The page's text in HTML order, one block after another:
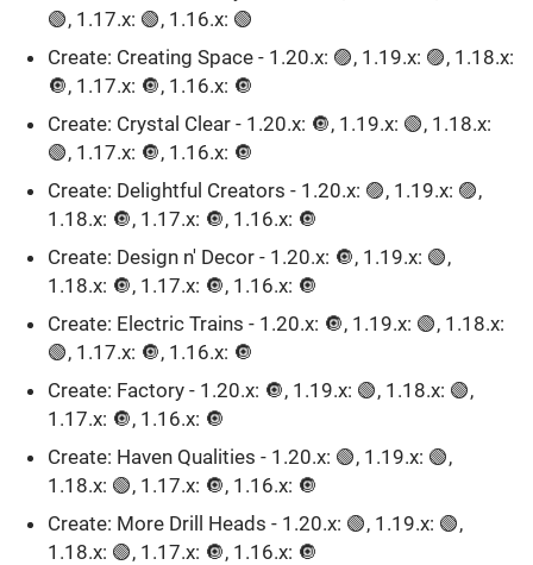
🟢, 1.17.x: 🟢, 1.16.x: 🟢
Create: Creating Space - 1.20.x: 🟣, 1.19.x: 🟣, 1.18.x:
🔘, 1.17.x: 🔘, 1.16.x: 🔘
Create: Crystal Clear - 1.20.x: 🔘, 1.19.x: 🟢, 1.18.x:
🟢, 1.17.x: 🔘, 1.16.x: 🔘
Create: Delightful Creators - 1.20.x: 🟣, 1.19.x: 🟣,
1.18.x: 🔘, 1.17.x: 🔘, 1.16.x: 🔘
Create: Design n' Decor - 1.20.x: 🔘, 1.19.x: 🟢,
1.18.x: 🔘, 1.17.x: 🔘, 1.16.x: 🔘
Create: Electric Trains - 1.20.x: 🔘, 1.19.x: 🟢, 1.18.x:
🟢, 1.17.x: 🔘, 1.16.x: 🔘
Create: Factory - 1.20.x: 🔘, 1.19.x: 🟢, 1.18.x: 🟢,
1.17.x: 🔘, 1.16.x: 🔘
Create: Haven Qualities - 1.20.x: 🟢, 1.19.x: 🟢,
1.18.x: 🟢, 1.17.x: 🔘, 1.16.x: 🔘
Create: More Drill Heads - 1.20.x: 🟢, 1.19.x: 🟢,
1.18.x: 🟢, 1.17.x: 🔘, 1.16.x: 🔘